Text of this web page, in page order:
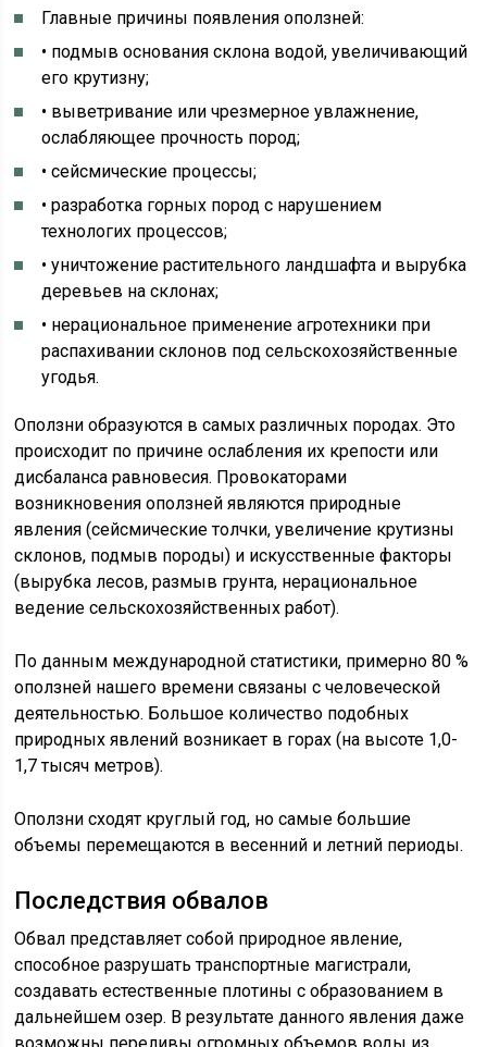
Главные причины появления оползней:
• подмыв основания склона водой, увеличивающий
его крутизну;
• выветривание или чрезмерное увлажнение,
ослабляющее прочность пород;
• сейсмические процессы;
• разработка горных пород с нарушением
технологих процессов;
• уничтожение растительного ландшафта и вырубка
деревьев на склонах;
• нерациональное применение агротехники при
распахивании склонов под сельскохозяйственные
угодья.
Оползни образуются в самых различных породах. Это
происходит по причине ослабления их крепости или
дисбаланса равновесия. Провокаторами
возникновения оползней являются природные
явления (сейсмические толчки, увеличение крутизны
склонов, подмыв породы) и искусственные факторы
(вырубка лесов, размыв грунта, нерациональное
ведение сельскохозяйственных работ).
По данным международной статистики, примерно 80 %
оползней нашего времени связаны с человеческой
деятельностью. Большое количество подобных
природных явлений возникает в горах (на высоте 1,0-
1,7 тысяч метров).
Оползни сходят круглый год, но самые большие
объемы перемещаются в весенний и летний периоды.
Последствия обвалов
Обвал представляет собой природное явление,
способное разрушать транспортные магистрали,
создавать естественные плотины с образованием в
дальнейшем озер. В результате данного явления даже